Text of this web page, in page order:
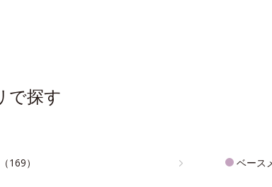
で探す
169） ベース